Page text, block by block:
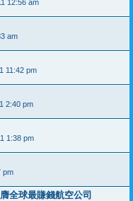
12:56 am
am
11:42 pm
2:40 pm
1:38 pm
pm
全球最賺錢航空公司